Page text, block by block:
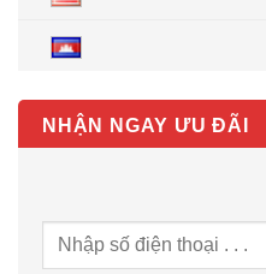
NHẬN NGAY ƯU ĐÃI